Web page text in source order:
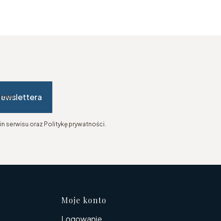
serwisu oraz Politykę prywatności.
Moje konto
Logowanie